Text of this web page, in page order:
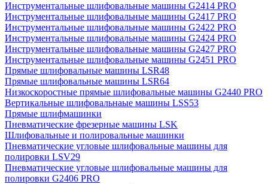
Инструментальные шлифовальные машины G2414 PRO
Инструментальные шлифовальные машины G2417 PRO
Инструментальные шлифовальные машины G2422 PRO
Инструментальные шлифовальные машины G2424 PRO
Инструментальные шлифовальные машины G2427 PRO
Инструментальные шлифовальные машины G2451 PRO
Прямые шлифовальные машины LSR48
Прямые шлифовальные машины LSR64
Низкоскоростные прямые шлифовальные машины G2440 PRO
Вертикальные шлифовальнаые машины LSS53
Прямые шлифмашинки
Пневматические фрезерные машины LSK
Шлифовальные и полировальные машинки
Пневматические угловые шлифовальные машины для
полировки LSV29
Пневматические угловые шлифовальные машины для
полировки G2406 PRO